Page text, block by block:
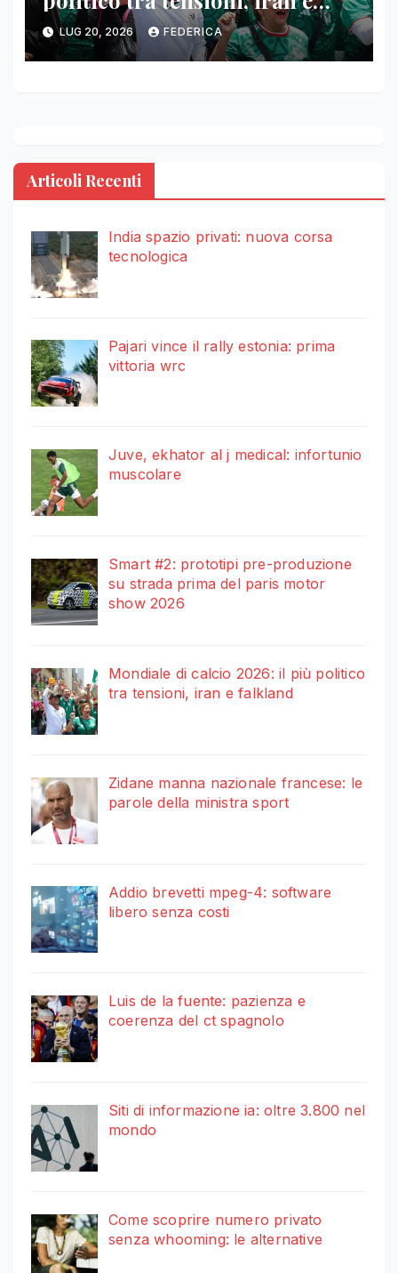
falkland
LUG 20, 2026 FEDERICA
Articoli Recenti
India spazio privati: nuova corsa
tecnologica
Pajari vince il rally estonia: prima
vittoria wrc
Juve, ekhator al j medical: infortunio
muscolare
Smart #2: prototipi pre-produzione
su strada prima del paris motor
show 2026
Mondiale di calcio 2026: il più politico
tra tensioni, iran e falkland
Zidane manna nazionale francese: le
parole della ministra sport
Addio brevetti mpeg-4: software
libero senza costi
Luis de la fuente: pazienza e
coerenza del ct spagnolo
Siti di informazione ia: oltre 3.800 nel
mondo
Come scoprire numero privato
senza whooming: le alternative